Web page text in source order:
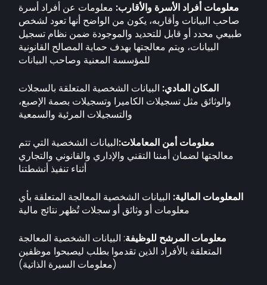
معلومات أفراد الأسرة والأقارب: معلومات عن أفراد أسرة
صاحب البيانات وأقاربه، يكون من الواضح أنها تعود لشخص
طبيعي محدد أو قابل للتحديد والموجودة ضمن نظام تسجيل
البيانات، ويتم معالجتها بهدف حماية المصالح القانونية
للمؤسسة المعنية وصاحب البيانات
المكان المادي: البيانات الشخصية المتعلقة بالسجلات
والوثائق مثل تسجيلات الكاميرا وتسجيلات بصمة الإصبع،
والتسجيلات المرئية والسمعية
معلومات أمن المعاملات:البيانات الشخصية التي تتم
معالجتها لضمان أمننا التقني والإداري والقانوني والتجاري
أثناء تنفيذ أنشطتنا
المعلومات المالية: البيانات الشخصية المعالجة المتعلقة بأي
معلومات أو وثائق أو سجلات تُظهر نتائج مالية
معلومات المرشح للوظيفة: البيانات الشخصية المعالجة
المتعلقة بالأفراد الذين تقدموا بطلب ليصبحوا موظفين
(معلومات السيرة الذاتية)